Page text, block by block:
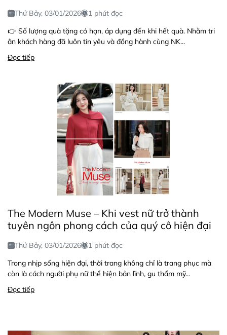
Thứ Bảy, 03/01/2026
1 phút đọc
👉 Số lượng quà tặng có hạn, áp dụng đến khi hết quà. Nhằm tri
ân khách hàng đã luôn tin yêu và đồng hành cùng NK...
Đọc tiếp
The Modern Muse – Khi vest nữ trở thành
tuyên ngôn phong cách của quý cô hiện đại
Thứ Bảy, 03/01/2026
1 phút đọc
Trong nhịp sống hiện đại, thời trang không chỉ là trang phục mà
còn là cách người phụ nữ thể hiện bản lĩnh, gu thẩm mỹ...
Đọc tiếp